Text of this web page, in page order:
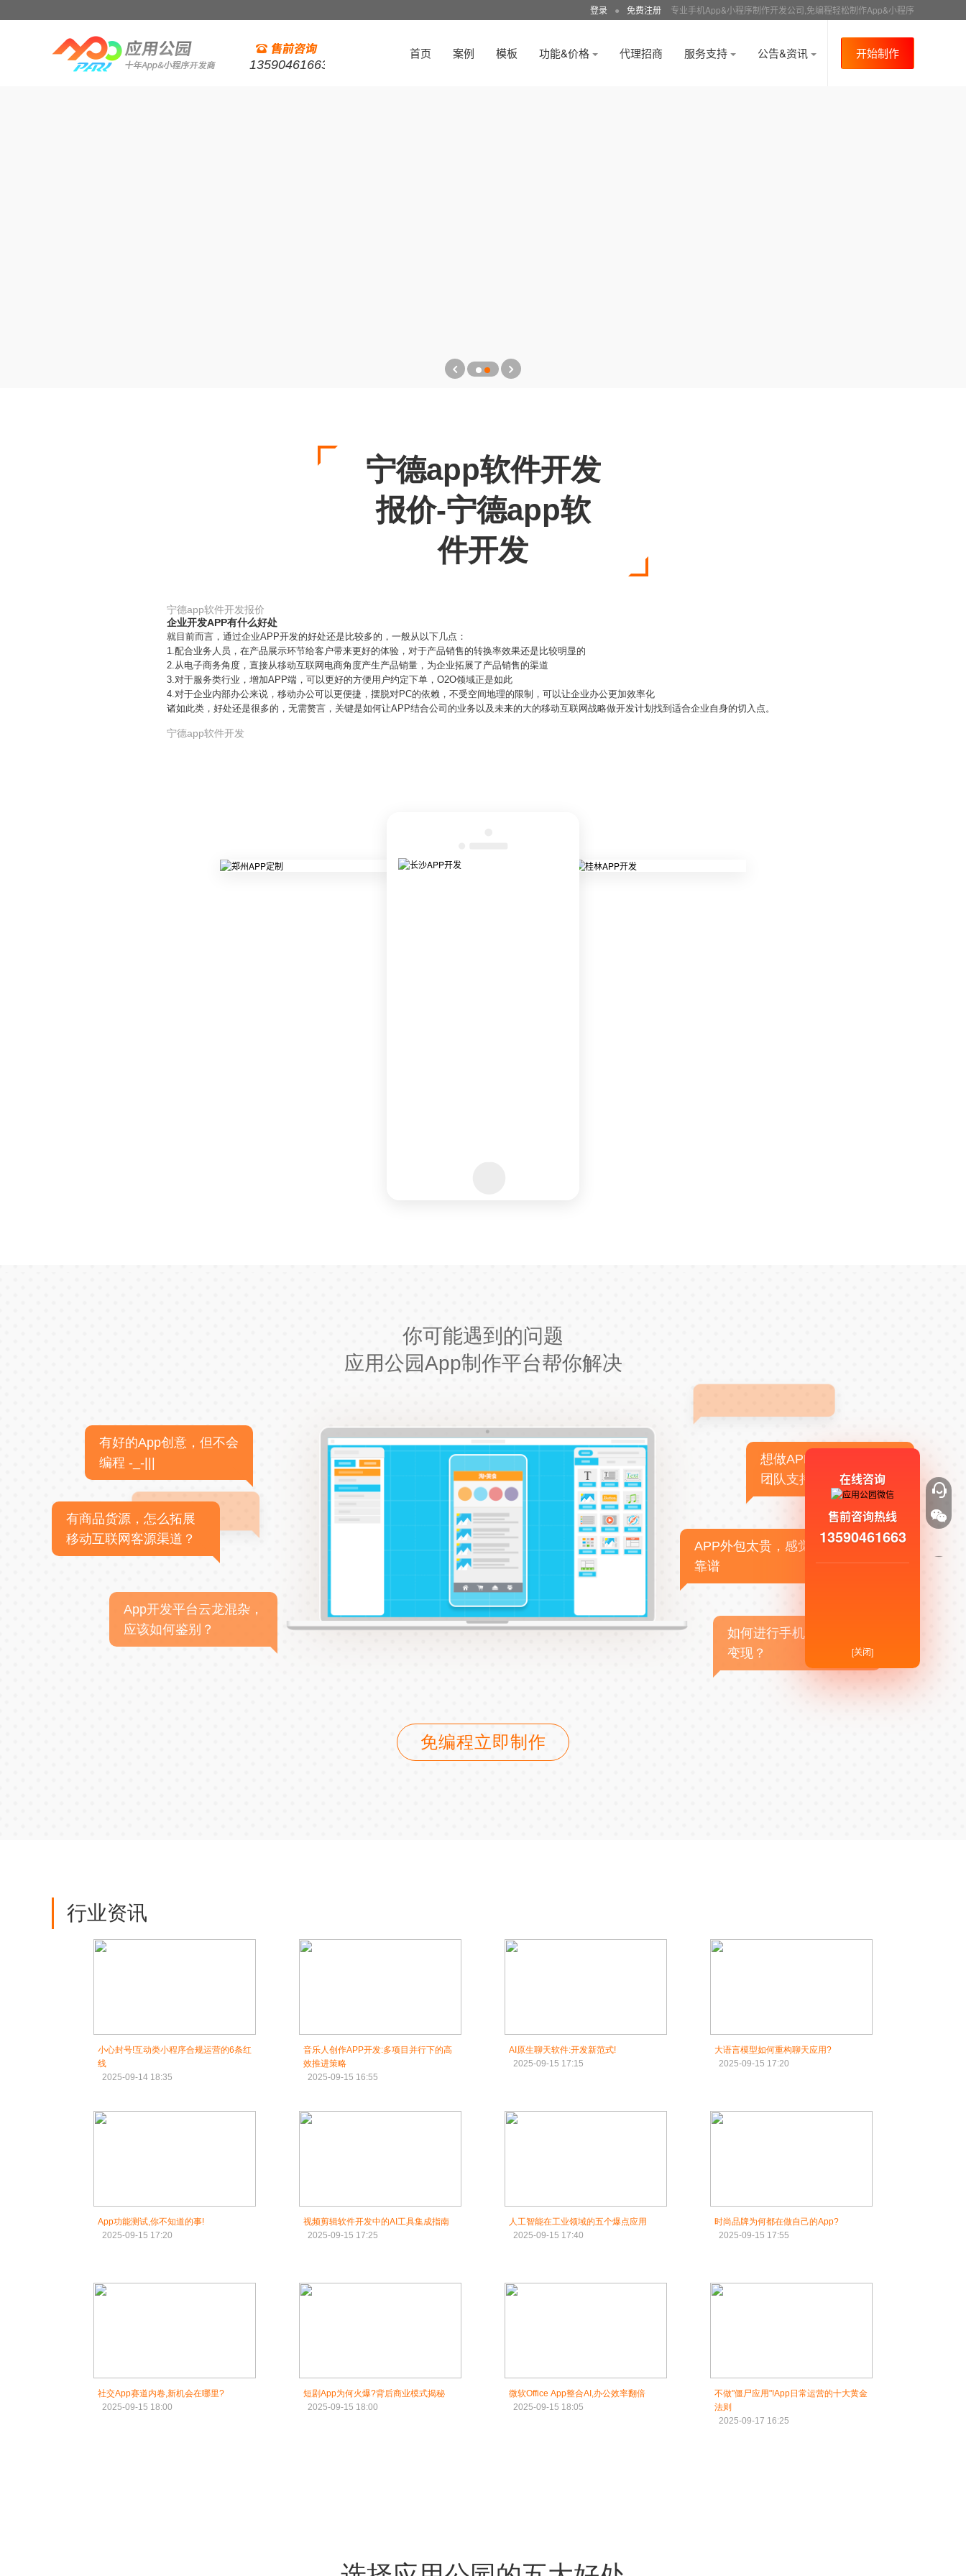
登录 ● 免费注册 专业手机App&小程序制作开发公司,免编程轻松制作App&小程序
13590461663
首页 案例 模板 功能&价格 代理招商 服务支持 公告&资讯 开始制作
宁德app软件开发
报价-宁德app软
件开发
宁德app软件开发报价
企业开发APP有什么好处
就目前而言，通过企业APP开发的好处还是比较多的，一般从以下几点：
1.配合业务人员，在产品展示环节给客户带来更好的体验，对于产品销售的转换率效果还是比较明显的
2.从电子商务角度，直接从移动互联网电商角度产生产品销量，为企业拓展了产品销售的渠道
3.对于服务类行业，增加APP端，可以更好的方便用户约定下单，O2O领域正是如此
4.对于企业内部办公来说，移动办公可以更便捷，摆脱对PC的依赖，不受空间地理的限制，可以让企业办公更加效率化
诸如此类，好处还是很多的，无需赘言，关键是如何让APP结合公司的业务以及未来的大的移动互联网战略做开发计划找到适合企业自身的切入点。
宁德app软件开发
你可能遇到的问题
应用公园App制作平台帮你解决
有好的App创意，但不会
编程 -_-|||
有商品货源，怎么拓展
移动互联网客源渠道？
App开发平台云龙混杂，
应该如何鉴别？
想做APP，但没有技术
团队支持
APP外包太贵，感觉不
靠谱
如何进行手机APP商业
变现？
免编程立即制作
行业资讯
小心封号!互动类小程序合规运营的6条红
线
2025-09-14 18:35
音乐人创作APP开发:多项目并行下的高
效推进策略
2025-09-15 16:55
AI原生聊天软件:开发新范式!
2025-09-15 17:15
大语言模型如何重构聊天应用?
2025-09-15 17:20
App功能测试,你不知道的事!
2025-09-15 17:20
视频剪辑软件开发中的AI工具集成指南
2025-09-15 17:25
人工智能在工业领域的五个爆点应用
2025-09-15 17:40
时尚品牌为何都在做自己的App?
2025-09-15 17:55
社交App赛道内卷,新机会在哪里?
2025-09-15 18:00
短剧App为何火爆?背后商业模式揭秘
2025-09-15 18:00
微软Office App整合AI,办公效率翻倍
2025-09-15 18:05
不做"僵尸应用"!App日常运营的十大黄金
法则
2025-09-17 16:25
在线咨询
售前咨询热线
13590461663
[关闭]